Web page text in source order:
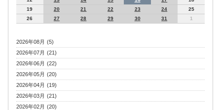
19
20 21 22 23 24
25
26
27 28 29 30 31 1
2026年08月 (5)
2026年07月 (21)
2026年06月 (22)
2026年05月 (20)
2026年04月 (19)
2026年03月 (21)
2026年02月 (20)